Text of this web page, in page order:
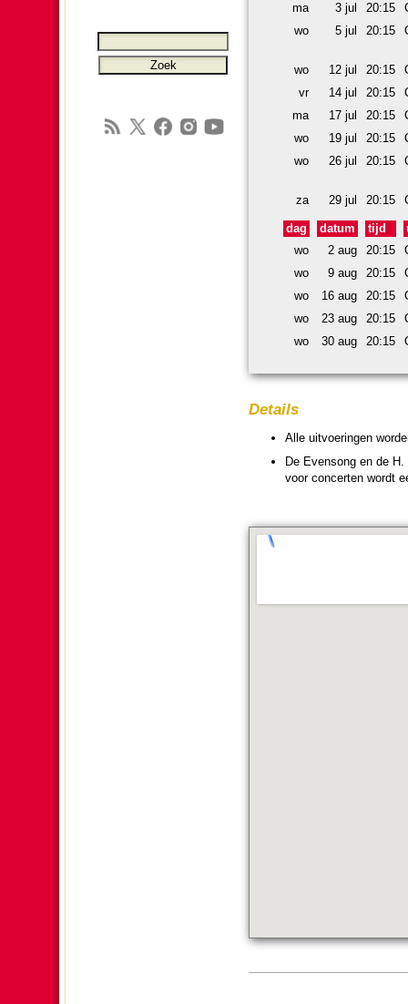
ma
3 jul 20:15
wo
5 jul 20:15
wo 12 jul 20:15
vr
14 jul 20:15
ma
17 jul 20:15
wo
19 jul 20:15
wo
26 jul 20:15
za 29 jul 20:15
dag datum tijd
wo
2 aug 20:15
wo
9 aug 20:15
wo
16 aug 20:15
wo
23 aug 20:15
wo
30 aug 20:15
Details
Alle uit­voe­ringen
De Evensong en de
voor concerten wordt